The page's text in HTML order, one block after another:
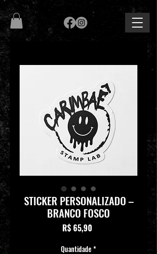
STICKER PERSONALIZADO –
BRANCO FOSCO
R$ 65,90
Quantidade*